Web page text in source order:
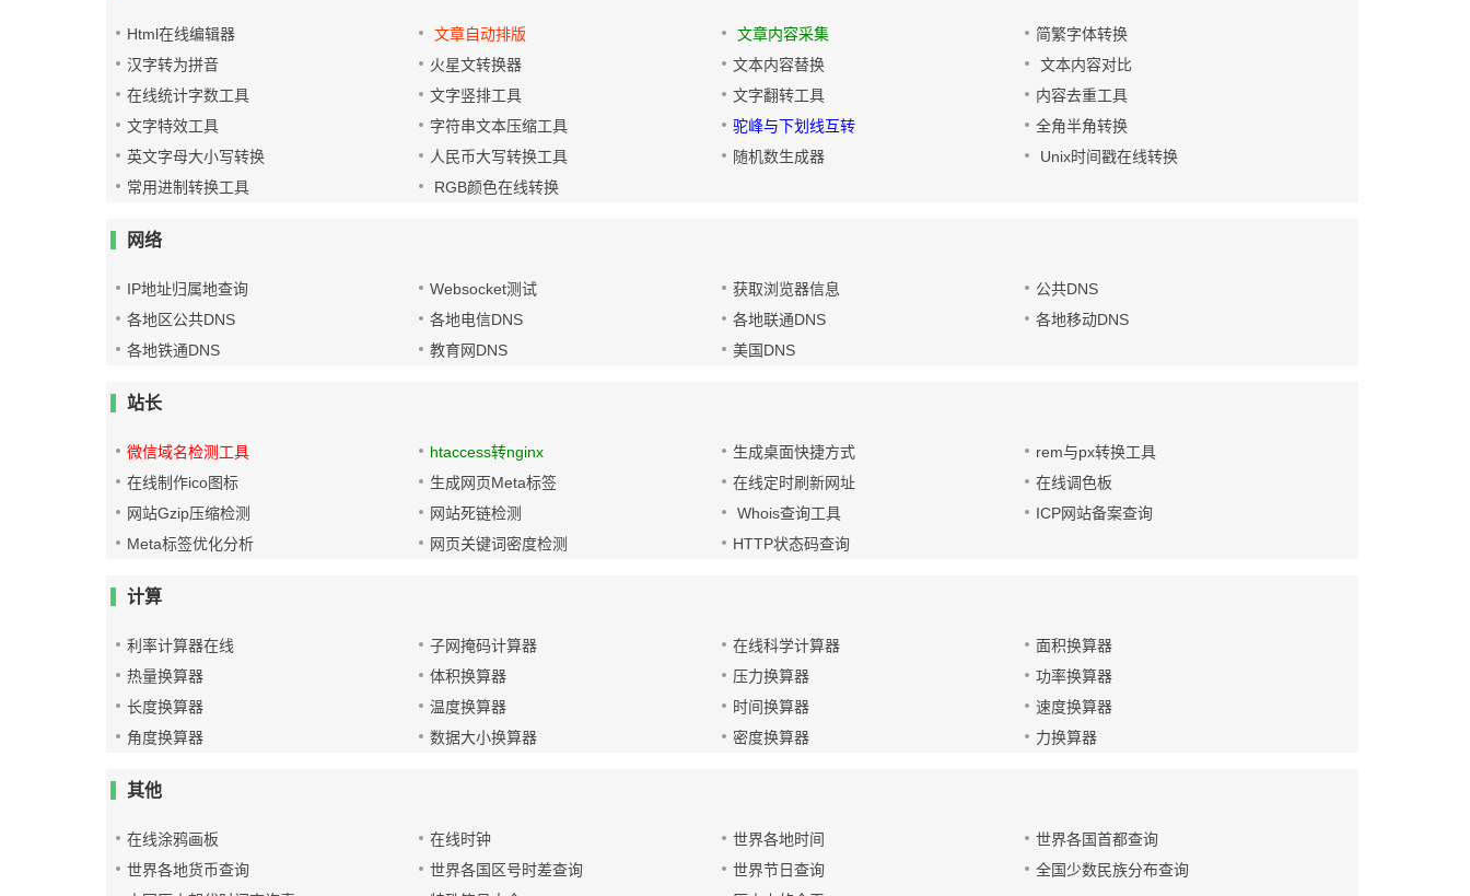
Html在线编辑器 文章自动排版 文章内容采集
简繁字体转换
汉字转为拼音
火星文转换器 文本内容替换
文本内容对比
在线统计字数工具
文字竖排工具 文字翻转工具
内容去重工具
文字特效工具
字符串文本压缩工具 驼峰与下划线互转
全角半角转换
英文字母大小写转换
人民币大写转换工具 随机数生成器
Unix时间戳在线转换
常用进制转换工具
RGB颜色在线转换
网络
IP地址归属地查询 Websocket测试 获取浏览器信息
公共DNS
各地区公共DNS
各地电信DNS 各地联通DNS
各地移动DNS
各地铁通DNS
教育网DNS 美国DNS
站长
微信域名检测工具 htaccess转nginx 生成桌面快捷方式
rem与px转换工具
在线制作ico图标
生成网页Meta标签 在线定时刷新网址
在线调色板
网站Gzip压缩检测
网站死链检测 Whois查询工具
ICP网站备案查询
Meta标签优化分析
网页关键词密度检测 HTTP状态码查询
计算
利率计算器在线 子网掩码计算器 在线科学计算器
面积换算器
热量换算器
体积换算器 压力换算器
功率换算器
长度换算器
温度换算器 时间换算器
速度换算器
角度换算器
数据大小换算器 密度换算器 力换算器
其他
在线涂鸦画板 在线时钟 世界各地时间
世界各国首都查询
世界各地货币查询
世界各国区号时差查询 世界节日查询
全国少数民族分布查询